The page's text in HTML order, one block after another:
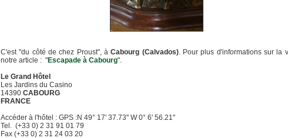
C'est "du côté de chez Proust", àCabourg (Calvados). Pour plus d'informations sur la
notre article : "Escapade à Cabourg".
Le Grand Hôtel
Les Jardins du Casino
14390 CABOURG
FRANCE
Accéder à l'hôtel : GPS :N 49° 17' 37.73'' W 0° 6' 56.21''
Tel. (+33 0) 2 31 91 01 79
Fax (+33 0) 2 31 24 03 20